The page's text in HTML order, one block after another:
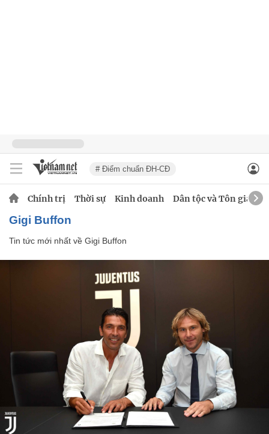
# Điểm chuẩn ĐH-CĐ
Chính trị Thời sự Kinh doanh Dân tộc và Tôn giáo
Gigi Buffon
Tin tức mới nhất về Gigi Buffon